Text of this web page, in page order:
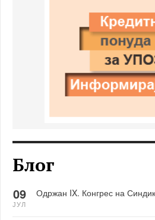
Блог
Одржан IX. Конгрес на
09
ЈУЛ